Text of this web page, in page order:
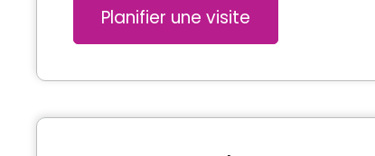
Planifier une visite